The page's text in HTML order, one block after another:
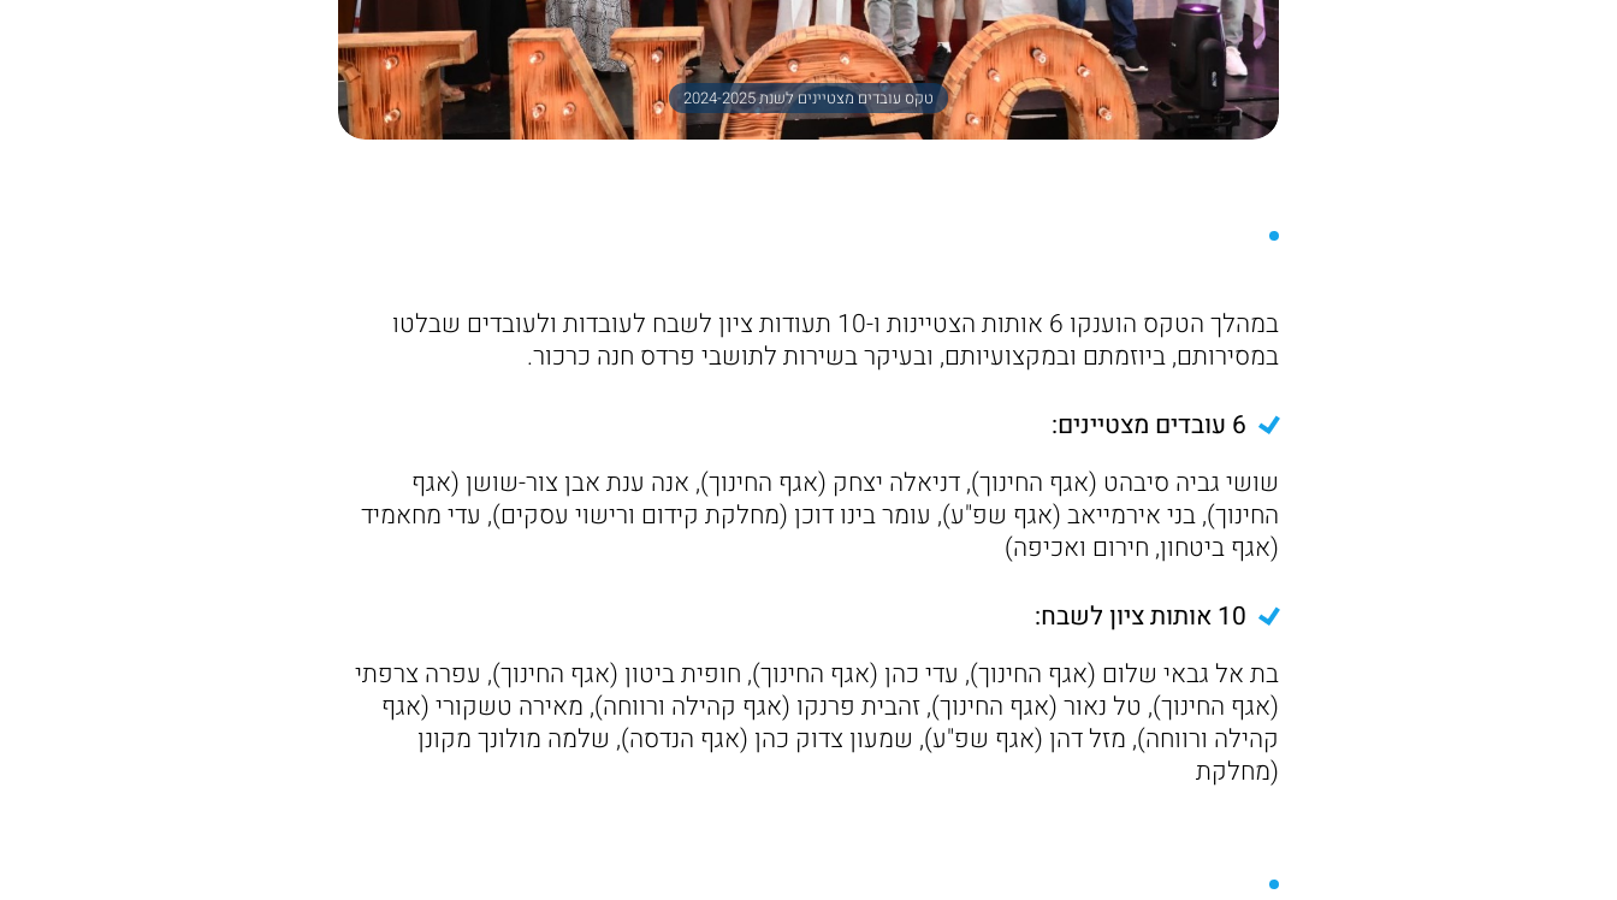
טקס עובדים מצטיינים לשנת 2024-2025
במהלך הטקס הוענקו 6 אותות הצטיינות ו-10 תעודות ציון לשבח לעובדות ולעובדים שבלטו
במסירותם, ביוזמתם ובמקצועיותם, ובעיקר בשירות לתושבי פרדס חנה כרכור.
6 עובדים מצטיינים:
שושי גביה סיבהט (אגף החינוך), דניאלה יצחק (אגף החינוך), אנה ענת אבן צור-שושן (אגף
החינוך), בני אירמייאב (אגף שפ"ע), עומר בינו דוכן (מחלקת קידום ורישוי עסקים), עדי מחאמיד
(אגף ביטחון, חירום ואכיפה)
10 אותות ציון לשבח:
בת אל גבאי שלום (אגף החינוך), עדי כהן (אגף החינוך), חופית ביטון (אגף החינוך), עפרה צרפתי
(אגף החינוך), טל נאור (אגף החינוך), זהבית פרנקו (אגף קהילה ורווחה), מאירה טשקורי (אגף
קהילה ורווחה), מזל דהן (אגף שפ"ע), שמעון צדוק כהן (אגף הנדסה), שלמה מולונך מקונן
(מחלקת